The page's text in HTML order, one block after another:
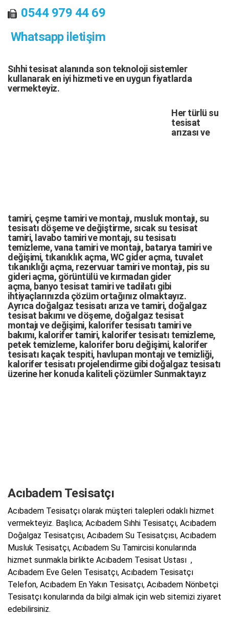
0544 979 44 69
Whatsapp iletişim
Sıhhi tesisat alanında son teknoloji sistemler
kullanarak en iyi hizmeti ve en uygun fiyatlarda
vermekteyiz.
Her türlü su
tesisat
arızasıve
tamiri, çeşme tamirivemontajı, musluk montajı, su
tesisatı döşemeve değiştirme, sıcak su tesisat
tamiri, lavabo tamirivemontajı, su tesisatı
temizleme,vana tamirivemontajı, batarya tamirive
değişimi, tıkanıklık açma,WC gider açma, tuvalet
tıkanıklığı açma, rezervuar tamirive montajı, pis su
gideri açma, görüntülü ve kırmadan gider
açma, banyo tesisat tamirivetadilatı gibi
ihtiyaçlarınızda çözüm ortağınız olmaktayız.
Ayrıca doğalgaz tesisatı arızave tamiri, doğalgaz
tesisat bakımıve döşeme, doğalgaz tesisat
montajıve değişimi, kalorifer tesisatı tamiri ve
bakımı, kalorifer tamiri, kalorifer tesisatı temizleme,
petek temizleme, kalorifer boru değişimi, kalorifer
tesisatı kaçak tespiti, havlupan montajı ve temizliği,
kalorifer tesisatı projelendirme gibi d oğalgaz tesisatı
üzerine her konuda kaliteli çözümler Sunmaktayız
Acıbadem Tesisatçı
Acıbadem Tesisatçı olarak müşteri talepleri odaklı hizmet
vermekteyiz. Başlıca; Acıbadem Sıhhi Tesisatçı, Acıbadem
Doğalgaz Tesisatçısı, Acıbadem Su Tesisatçısı, Acıbadem
Musluk Tesisatçı, Acıbadem Su Tamircisi konularında
hizmet sunmakla birlikte Acıbadem Tesisat Ustası ,
Acıbadem Eve Gelen Tesisatçı, Acıbadem Tesisatçı
Telefon, Acıbadem En Yakın Tesisatçı, Acıbadem Nönbetçi
Tesisatçı konularında da bilgi almak için web sitemizi ziyaret
edebilirsiniz.